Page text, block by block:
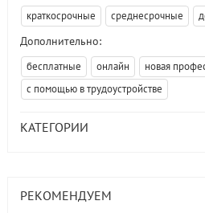
краткосрочные среднесрочные
Дополнительно:
бесплатные онлайн
новая
с помощью в трудоустройстве
КАТЕГОРИИ
РЕКОМЕНДУЕМ